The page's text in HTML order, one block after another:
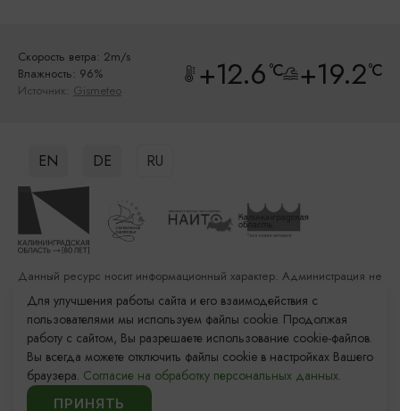
ЗАБРОНИРОВАТЬ
Скорость ветра: 2m/s
Влажность: 96%
Источник: Gismeteo +12.6°C +19.2°C
EN DE RU
© 2011–2026 «Туристский информационный центр
Калининградской области»
Данный ресурс носит информационный характер. Администрация не
несет ответственности за качество услуг, предоставленных
сторонними организациями
Разработка сайта: «Решение»
Продвижение сайта: Remarka Agency
Для улучшения работы сайта и его взаимодействия с
пользователями мы используем файлы cookie. Продолжая
работу с сайтом, Вы разрешаете использование cookie-файлов.
Вы всегда можете отключить файлы cookie в настройках Вашего
браузера. Согласие на обработку персональных данных.
ПРИНЯТЬ